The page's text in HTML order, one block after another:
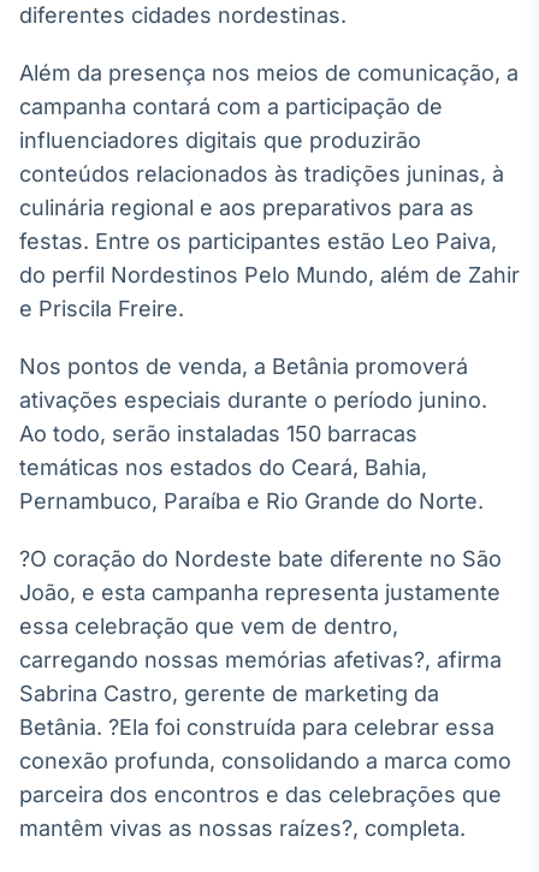
IA
Em breve
BroadFast
Em breve
Gestão de
Investimentos
Tokenização
de ativos
Em breve
Crédito
diferentes cidades nordestinas.
Além da presença nos meios de comunicação, a
campanha contará com a participação de
influenciadores digitais que produzirão
conteúdos relacionados às tradições juninas, à
culinária regional e aos preparativos para as
festas. Entre os participantes estão Leo Paiva,
do perfil Nordestinos Pelo Mundo, além de Zahir
e Priscila Freire.
Nos pontos de venda, a Betânia promoverá
ativações especiais durante o período junino.
Ao todo, serão instaladas 150 barracas
temáticas nos estados do Ceará, Bahia,
Pernambuco, Paraíba e Rio Grande do Norte.
?O coração do Nordeste bate diferente no São
João, e esta campanha representa justamente
essa celebração que vem de dentro,
carregando nossas memórias afetivas?, afirma
Sabrina Castro, gerente de marketing da
Betânia. ?Ela foi construída para celebrar essa
conexão profunda, consolidando a marca como
parceira dos encontros e das celebrações que
mantêm vivas as nossas raízes?, completa.